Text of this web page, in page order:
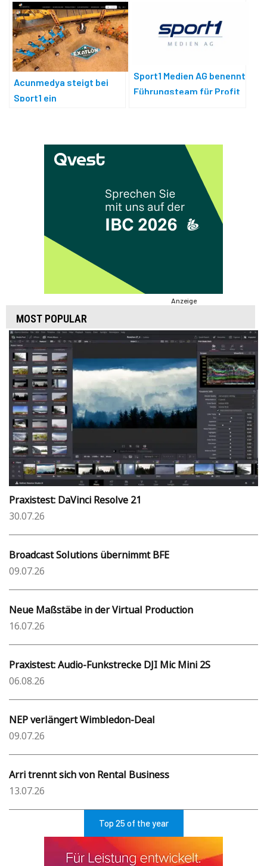
Acunmedya steigt bei
Sport1 ein
Sport1 Medien AG benennt
Führungsteam für Profit
Anzeige
MOST POPULAR
Praxistest: DaVinci Resolve 21
30.07.26
Broadcast Solutions übernimmt BFE
09.07.26
Neue Maßstäbe in der Virtual Production
16.07.26
Praxistest: Audio-Funkstrecke DJI Mic Mini 2S
06.08.26
NEP verlängert Wimbledon-Deal
09.07.26
Arri trennt sich von Rental Business
13.07.26
Top 25 of the year